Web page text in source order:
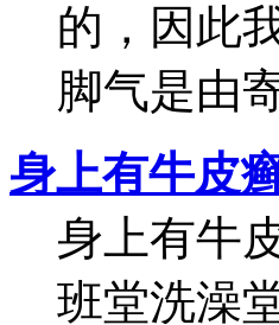
的，因此
脚气是由
身上有牛皮
身上有牛
班堂洗澡